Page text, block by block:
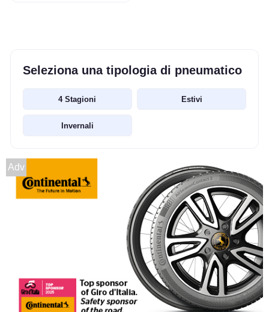
Seleziona una tipologia di pneumatico
4 Stagioni Estivi
Invernali
Adv